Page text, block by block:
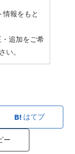
情報をもと
追加をご希
い。
はてブ
ー